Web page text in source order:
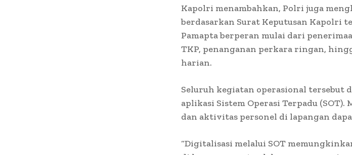
Kapolri menambahkan, Polri juga
berdasarkan Surat Keputusan Kapolri
Pamapta berperan mulai dari
TKP, penanganan perkara ringan,
harian.
Seluruh kegiatan operasional tersebut
aplikasi Sistem Operasi Terpadu
dan aktivitas personel di lapangan
“Digitalisasi melalui SOT